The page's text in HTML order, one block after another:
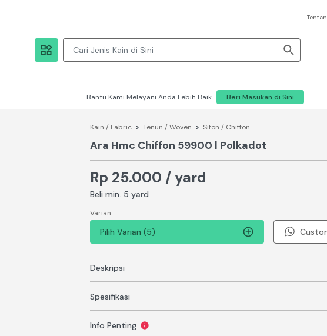
Bantu Kami Melayani Anda Lebih Baik Beri Masukan di Sini
Kain / Fabric> Tenun / Woven > Sifon / Chiffon
Ara Hmc Chiffon 59900 | Polkadot
Rp 25.000 / yard
Beli min. 5 yard
Varian
Pilih Varian (5)
Deskripsi
Spesifikasi
Info Penting